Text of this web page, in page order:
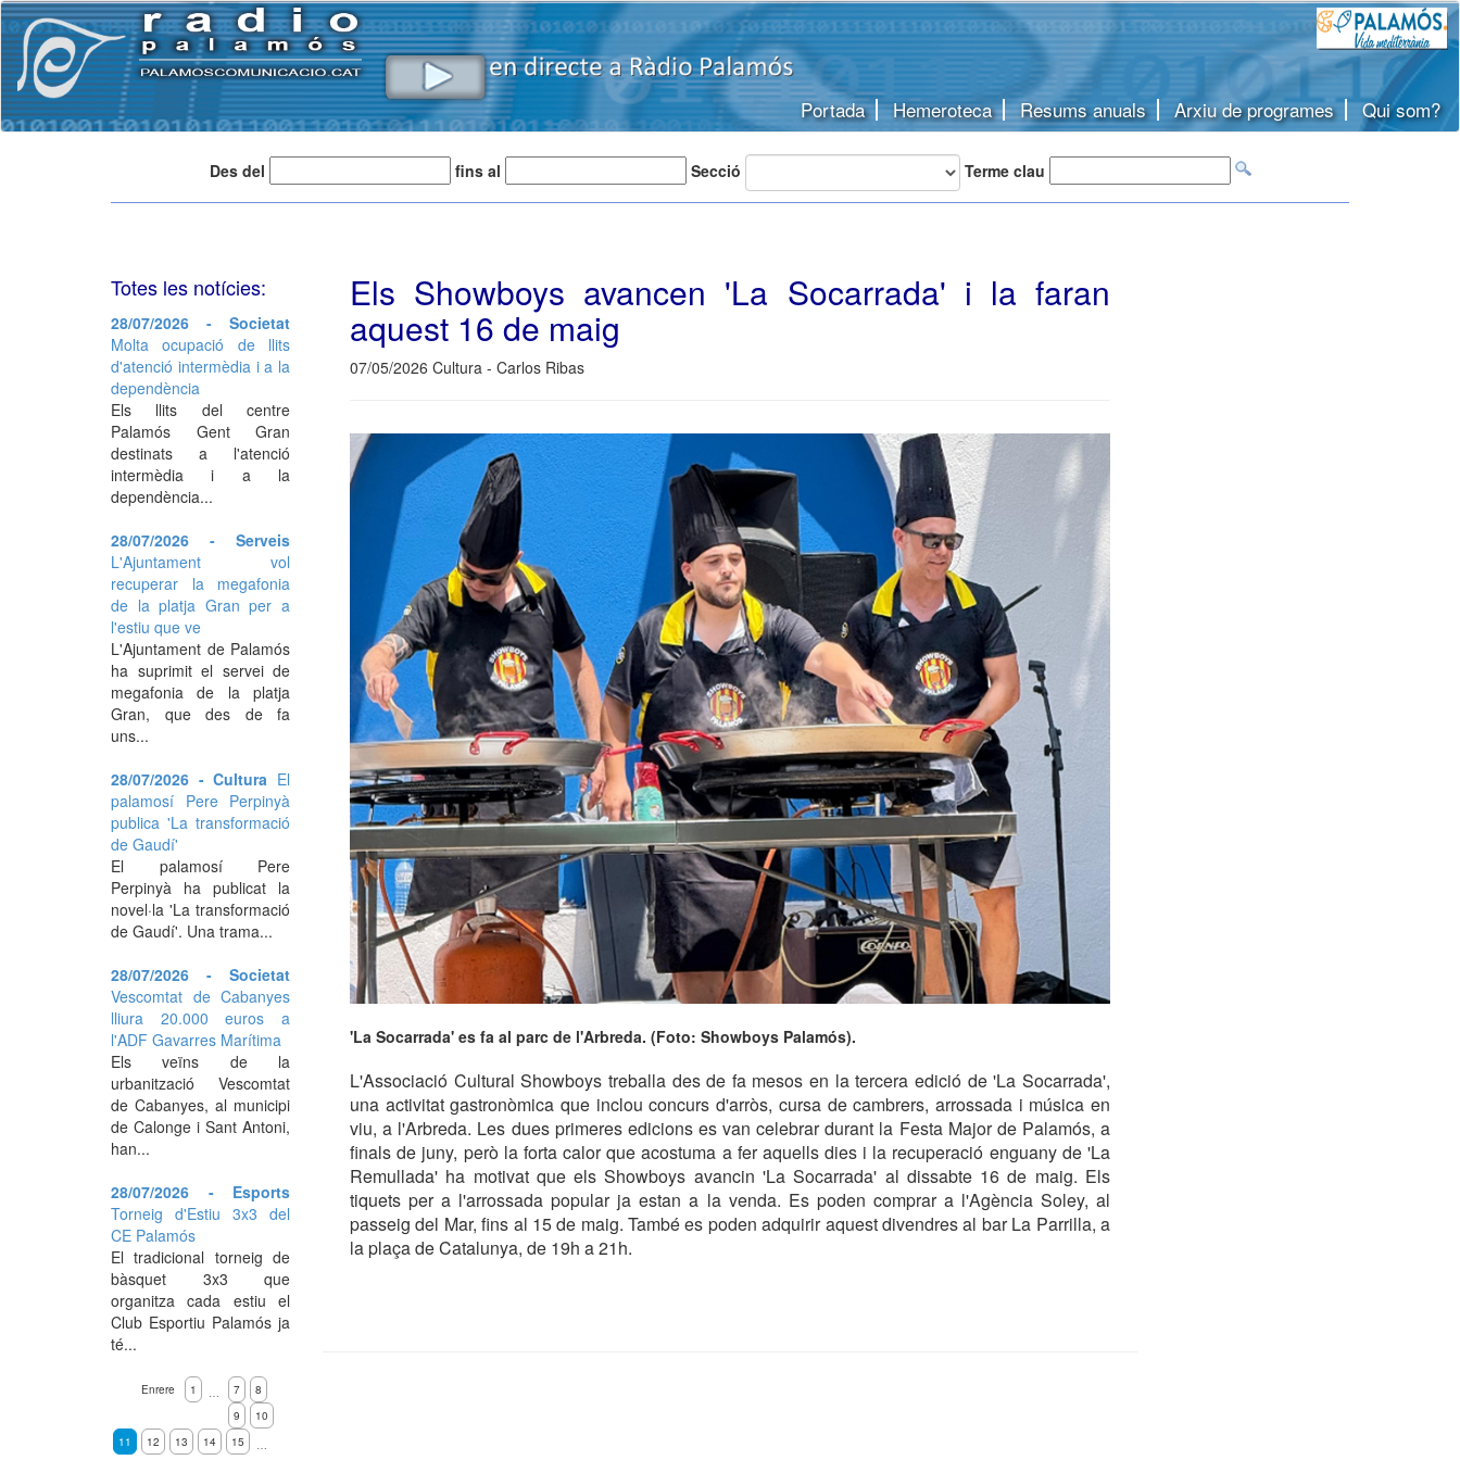
Portada Hemeroteca Resums anuals Arxiu de programes Qui som?
Des del fins al Secció Terme clau
Els Showboys avancen 'La Socarrada' i la faran
aquest 16 de maig
07/05/2026 Cultura - Carlos Ribas
'La Socarrada' es fa al parc de l'Arbreda. (Foto: Showboys Palamós).
L'Associació Cultural Showboys treballa des de fa mesos en la tercera edició de 'La Socarrada',
una activitat gastronòmica que inclou concurs d'arròs, cursa de cambrers, arrossada i música en
viu, a l'Arbreda. Les dues primeres edicions es van celebrar durant la Festa Major de Palamós, a
finals de juny, però la forta calor que acostuma a fer aquells dies i la recuperació enguany de 'La
Remullada' ha motivat que els Showboys avancin 'La Socarrada' al dissabte 16 de maig. Els
tiquets per a l'arrossada popular ja estan a la venda. Es poden comprar a l'Agència Soley, al
passeig del Mar, fins al 15 de maig. També es poden adquirir aquest divendres al bar La Parrilla, a
la plaça de Catalunya, de 19h a 21h.
Totes les notícies:
28/07/2026 - Societat
Molta ocupació de llits
d'atenció intermèdia i a la
dependència
Els llits del centre
Palamós Gent Gran
destinats a l'atenció
intermèdia i a la
dependència...
28/07/2026 - Serveis
L'Ajuntament vol
recuperar la megafonia
de la platja Gran per a
l'estiu que ve
L'Ajuntament de Palamós
ha suprimit el servei de
megafonia de la platja
Gran, que des de fa
uns...
28/07/2026 - Cultura El
palamosí Pere Perpinyà
publica 'La transformació
de Gaudí'
El palamosí Pere
Perpinyà ha publicat la
novel·la 'La transformació
de Gaudí'. Una trama...
28/07/2026 - Societat
Vescomtat de Cabanyes
lliura 20.000 euros a
l'ADF Gavarres Marítima
Els veïns de la
urbanització Vescomtat
de Cabanyes, al municipi
de Calonge i Sant Antoni,
han...
28/07/2026 - Esports
Torneig d'Estiu 3x3 del
CE Palamós
El tradicional torneig de
bàsquet 3x3 que
organitza cada estiu el
Club Esportiu Palamós ja
té...
Enrere 1 … 7
8
9
10
11
12 13 14 15 …